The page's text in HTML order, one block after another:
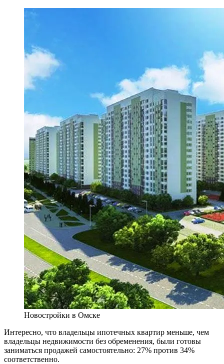
Новостройки в Омске
Интересно, что владельцы ипотечных квартир меньше, чем
владельцы недвижимости без обременения, были готовы
заниматься продажей самостоятельно: 27% против 34%
соответственно.